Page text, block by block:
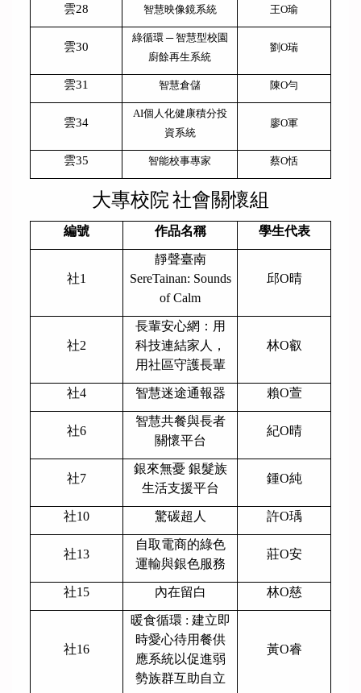
雲28 智慧映像鏡系統 王O瑜
雲30
綠循環 ─ 智慧型校園
廚餘再生系統
劉O瑞
雲31 智慧倉儲 陳O勻
雲34
AI個人化健康積分投
資系統
廖O軍
雲35 智能校事專家 蔡O恬
大專校院社會關懷組
編號 作品名稱 學生代表
社1
靜聲臺南
SereTainan: Sounds
of Calm
邱O晴
社2
長輩安心網：用
科技連結家人，
用社區守護長輩
林O叡
社4 智慧迷途通報器 賴O萱
社6
智慧共餐與長者
關懷平台
紀O晴
社7
銀來無憂 銀髮族
生活支援平台
鍾O純
社10 驚碳超人 許O瑀
社13
自取電商的綠色
運輸與銀色服務
莊O安
社15 內在留白 林O慈
社16
暖食循環 : 建立即
時愛心待用餐供
應系統以促進弱
勢族群互助自立
黃O睿